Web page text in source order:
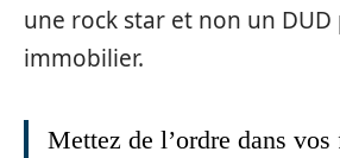
une rock star et non un
immobilier.
Mettez de l’ordre dans vos